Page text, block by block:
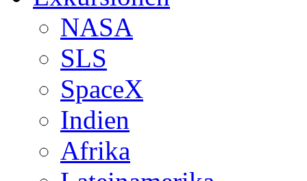
NASA
SLS
SpaceX
Indien
Afrika